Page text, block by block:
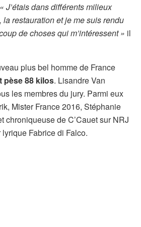
« J’étais dans différents milieux
restauration et je me suis rendu
de choses qui m’intéressent » il
plus bel homme de France
pèse 88 kilos. Lisandre Van
les membres du jury. Parmi eux
Mister France 2016, Stéphanie
chroniqueuse de C’Cauet sur NRJ
Fabrice di Falco.